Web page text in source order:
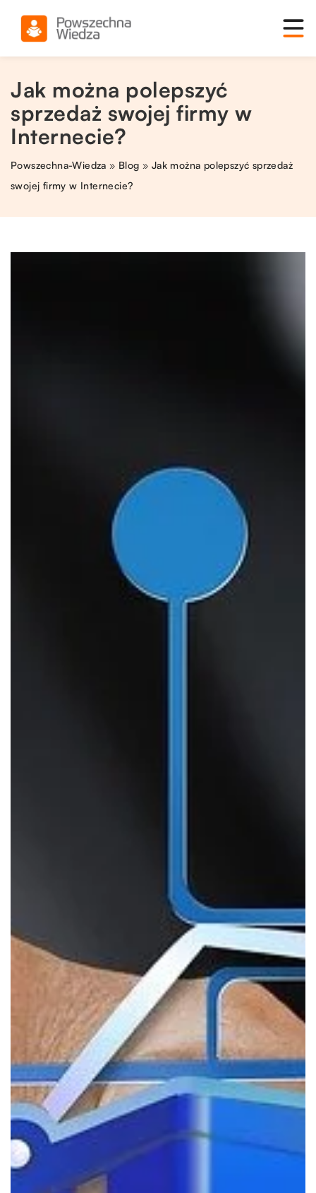
Jak można polepszyć
sprzedaż swojej firmy w
Internecie?
Powszechna-Wiedza » Blog » Jak można polepszyć sprzedaż
swojej firmy w Internecie?